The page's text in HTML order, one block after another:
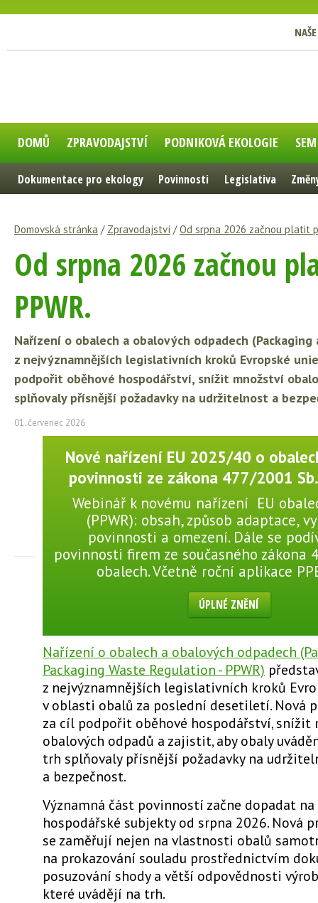
DOMŮ ZPRAVODAJSTVÍ PODNIKOVÁ EKOLOGIE
Dokumentace pro ekology Povinnosti Legislativa
Domovská stránka / Zpravodajství /Od srpna 2026 začnou platit
Od srpna 2026 začnou
PPWR.
Nařízení o obalech a obalových odpadech
z nejvýznamnějších legislativních kroků Evropské
podpořit oběhové hospodářství, snížit množství
splňovaly přísnější požadavky na udržitelnost a
01. červenec 2026
Nové nařízení EU 2025/40 o
povinnosti ze zákona 477/2001
Webinář k novému nařízení EU
(PPWR): obsah, způsob adaptace,
povinnosti a omezení. Dále se
povinnosti firem ze současného zákona
obalech. Včetně roční aplikace
ÚPLNÉ ZNĚNÍ
Nařízení o obalech a obalových odpadech
Packaging Waste Regulation - PPWR)
z nejvýznamnějších legislativních kroků
v oblasti obalů za poslední desetiletí. Nová
za cíl podpořit oběhové hospodářství, snížit
obalových odpadů a zajistit, aby obaly
trh splňovaly přísnější požadavky na
a bezpečnost.
Významná část povinností začne dopadat
hospodářské subjekty od srpna 2026. Nová
se zaměřují nejen na vlastnosti obalů
na prokazování souladu prostřednictvím
posuzování shody a větší odpovědnosti
které uvádějí na trh.